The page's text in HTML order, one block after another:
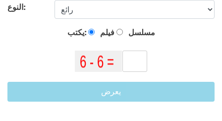
النوع:
يكتب: فيلم مسلسل
يعرض